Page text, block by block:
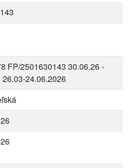
FP/2501630143 30.06.26 -
24.06.2026